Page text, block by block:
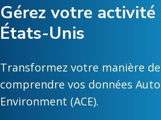
Gérez votre activité
États-Unis
Transformez votre manière
comprendre vos données
Environment (ACE).